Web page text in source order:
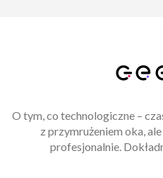
O tym, co technologiczne –
z przymrużeniem oka,
profesjonalnie.